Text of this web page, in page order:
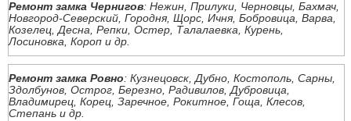
Ремонт замка Чернигов: Нежин, Прилуки, Черновцы, Бахмач,
Новгород-Северский, Городня, Щорс, Ичня, Бобровица, Варва,
Козелец, Десна, Репки, Остер, Талалаевка, Курень,
Лосиновка, Короп и др.
Ремонт замка Ровно: Кузнецовск, Дубно, Костополь, Сарны,
Здолбунов, Острог, Березно, Радивилов, Дубровица,
Владимирец, Корец, Заречное, Рокитное, Гоща, Клесов,
Степань и др.